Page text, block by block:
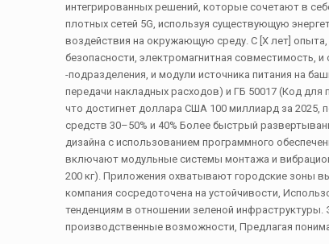
интегрированных решений, которые сочетают в
плотных сетей 5G, используя существующую
воздействия на окружающую среду. С [X лет]
безопасности, электромагнитная совместимость,
-подразделения, и модули источника питания на
передачи накладных расходов) и ГБ 50017 (Код
что достигнет доллара США 100 миллиард за
средств 30–50% и 40% Более быстрый
дизайна с использованием программного
включают модульные системы монтажа и
200 кг). Приложения охватывают городские зоны
компания сосредоточена на устойчивости,
тенденциям в отношении зеленой
производственные возможности, Предлагая